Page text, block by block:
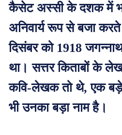
कैसेट अस्सी के दशक में
अनिवार्य रूप से बजा
दिसंबर को 1918
था। सत्तर किताबों के
कवि-लेखक तो थे, एक बड़े
भी उनका बड़ा नाम है।